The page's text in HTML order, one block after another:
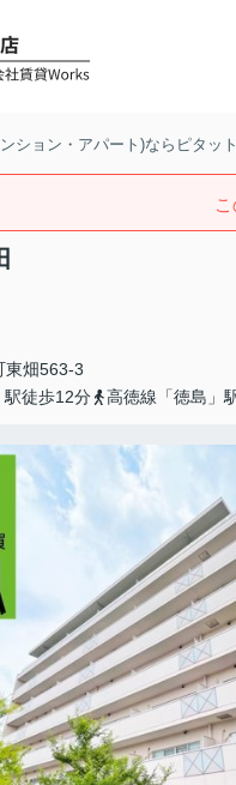
ション・アパート)ならピタッ
東畑563-3
駅徒歩12分
高徳線「徳島」